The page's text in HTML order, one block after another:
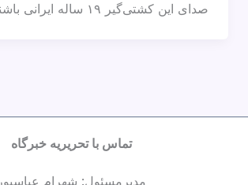
صدای این کشتی‌گیر ۱۹ ساله ایرانی باشند
تماس با تحریریه خبرگاه
مدیرمسئول: شهرام عباسپور